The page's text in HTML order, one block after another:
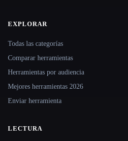
Site navigation
EXPLORAR
Todas las categorías
Comparar herramientas
Herramientas por audiencia
Mejores herramientas 2026
Enviar herramienta
LECTURA